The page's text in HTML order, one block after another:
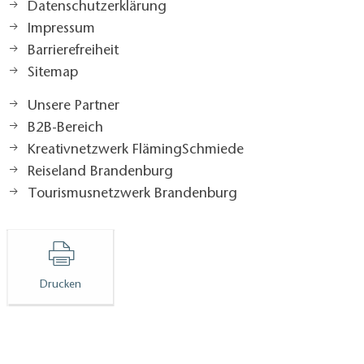
Datenschutzerklärung
Impressum
Barrierefreiheit
Sitemap
Unsere Partner
B2B-Bereich
Kreativnetzwerk FlämingSchmiede
Reiseland Brandenburg
Tourismusnetzwerk Brandenburg
Drucken